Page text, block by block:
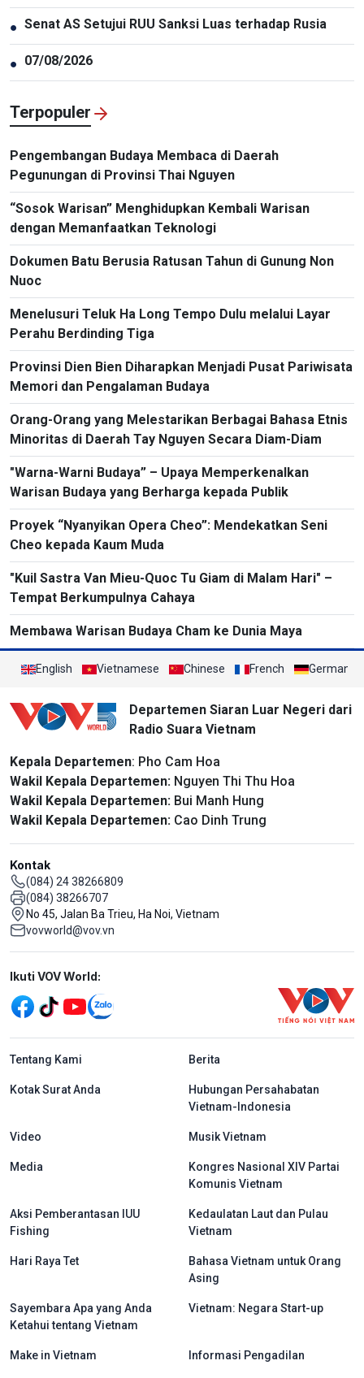
● Senat AS Setujui RUU Sanksi Luas terhadap Rusia
● 07/08/2026
Terpopuler
Pengembangan Budaya Membaca di Daerah
Pegunungan di Provinsi Thai Nguyen
“Sosok Warisan” Menghidupkan Kembali Warisan
dengan Memanfaatkan Teknologi
Dokumen Batu Berusia Ratusan Tahun di Gunung Non
Nuoc
Menelusuri Teluk Ha Long Tempo Dulu melalui Layar
Perahu Berdinding Tiga
Provinsi Dien Bien Diharapkan Menjadi Pusat Pariwisata
Memori dan Pengalaman Budaya
Orang-Orang yang Melestarikan Berbagai Bahasa Etnis
Minoritas di Daerah Tay Nguyen Secara Diam-Diam
"Warna-Warni Budaya” – Upaya Memperkenalkan
Warisan Budaya yang Berharga kepada Publik
Proyek “Nyanyikan Opera Cheo”: Mendekatkan Seni
Cheo kepada Kaum Muda
"Kuil Sastra Van Mieu-Quoc Tu Giam di Malam Hari" –
Tempat Berkumpulnya Cahaya
Membawa Warisan Budaya Cham ke Dunia Maya
English Vietnamese Chinese French German
Departemen Siaran Luar Negeri dari
Radio Suara Vietnam
Kepala Departemen: Pho Cam Hoa
Wakil Kepala Departemen: Nguyen Thi Thu Hoa
Wakil Kepala Departemen: Bui Manh Hung
Wakil Kepala Departemen: Cao Dinh Trung
Kontak
(084) 24 38266809
(084) 38266707
No 45, Jalan Ba Trieu, Ha Noi, Vietnam
vovworld@vov.vn
Mạng xã hội
Ikuti VOV World:
menu footer tiếng Indo
Tentang Kami Berita
Kotak Surat Anda
Hubungan Persahabatan
Vietnam-Indonesia
Video Musik Vietnam
Media
Kongres Nasional XIV Partai
Komunis Vietnam
Aksi Pemberantasan IUU
Fishing
Kedaulatan Laut dan Pulau
Vietnam
Hari Raya Tet
Bahasa Vietnam untuk Orang
Asing
Sayembara Apa yang Anda
Ketahui tentang Vietnam
Vietnam: Negara Start-up
Make in Vietnam Informasi Pengadilan